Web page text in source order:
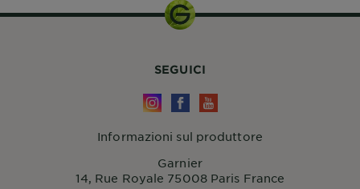
SEGUICI
Informazioni sul produttore
Garnier
14, Rue Royale 75008 Paris France